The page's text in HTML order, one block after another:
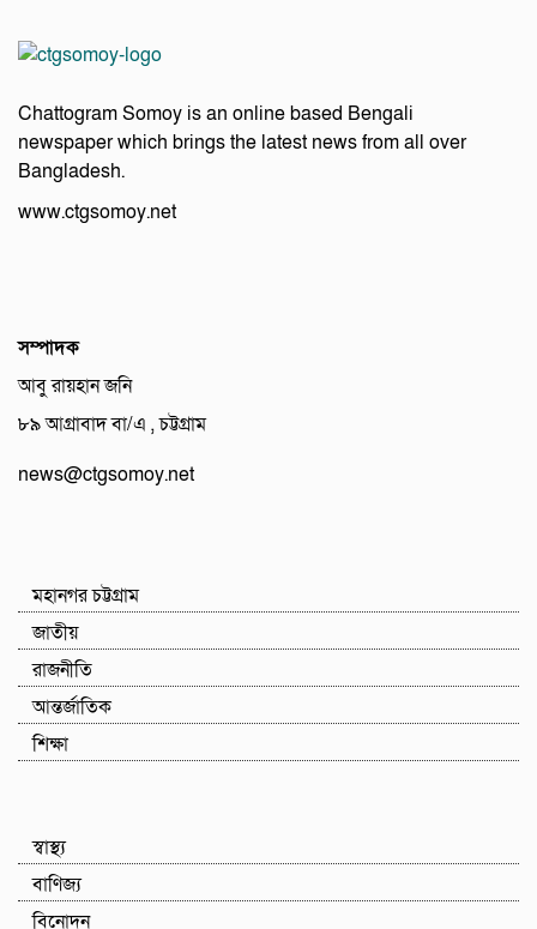
Chattogram Somoy is an online based Bengali
newspaper which brings the latest news from all over
Bangladesh.
www.ctgsomoy.net
সম্পাদক
আবু রায়হান জনি
৮৯ আগ্রাবাদ বা/এ , চট্টগ্রাম
news@ctgsomoy.net
মহানগর চট্টগ্রাম
জাতীয়
রাজনীতি
আন্তর্জাতিক
শিক্ষা
স্বাস্থ্য
বাণিজ্য
বিনোদন